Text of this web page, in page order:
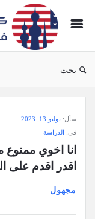
بحث
وجواب
في
الاحدث
أسئلة
سأل: يوليو 13, 2023
في: الدراسة
اقدر اقدم على
مجهول